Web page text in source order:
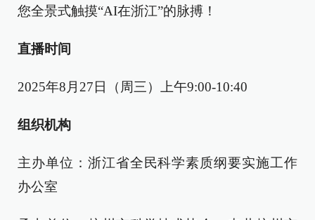
您全景式触摸“AI在浙江”的脉搏！
直播时间
2025年8月27日（周三）上午9:00-10:40
组织机构
主办单位：浙江省全民科学素质纲要实施工作
办公室